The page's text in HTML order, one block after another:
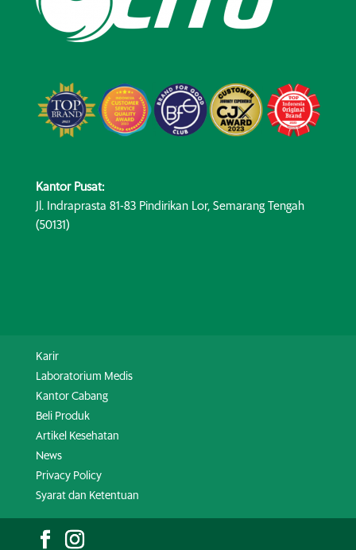
Kantor Pusat:
Jl. Indraprasta 81-83 Pindirikan Lor, Semarang Tengah
(50131)
Karir
Laboratorium Medis
Kantor Cabang
Beli Produk
Artikel Kesehatan
News
Privacy Policy
Syarat dan Ketentuan